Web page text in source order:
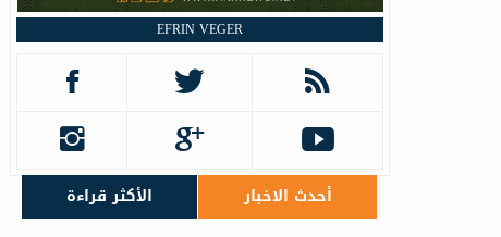
EFRIN VEGER
أحدث الاخبار الأكثر قراءة